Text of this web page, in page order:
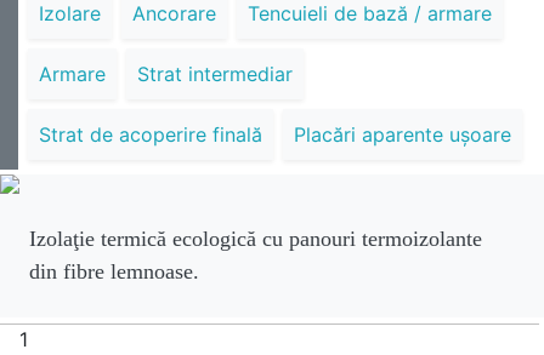
Izolare Ancorare Tencuieli de bază / armare
Armare Strat intermediar
Strat de acoperire finală Placări aparente uşoare
Izolaţie termică ecologică cu panouri termoizolante
din fibre lemnoase.
1